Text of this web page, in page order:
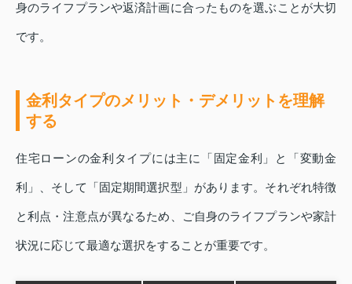
身のライフプランや返済計画に合ったものを選ぶことが大切
です。
金利タイプのメリット・デメリットを理解
する
住宅ローンの金利タイプには主に「固定金利」と「変動金
利」、そして「固定期間選択型」があります。それぞれ特徴
と利点・注意点が異なるため、ご自身のライフプランや家計
状況に応じて最適な選択をすることが重要です。